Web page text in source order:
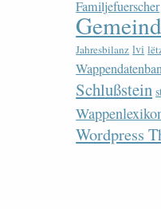
Familjefuerscher
Jahresbilanz lvi
Schlußstein
Wordpress